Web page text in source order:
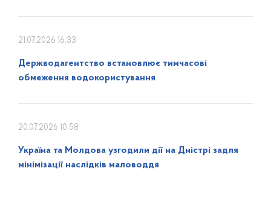
21.07.2026 16:33
Держводагентство встановлює тимчасові
обмеження водокористування
20.07.2026 10:58
Україна та Молдова узгодили дії на Дністрі задля
мінімізації наслідків маловоддя